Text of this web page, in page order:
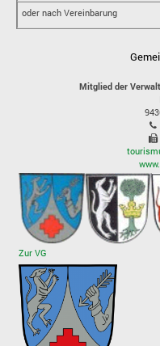
oder nach Vereinbarung
Mitglied der
Zur VG